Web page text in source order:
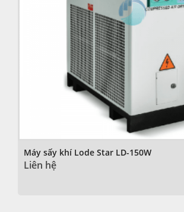
Máy sấy khí Lode Star LD-150W
Liên hệ